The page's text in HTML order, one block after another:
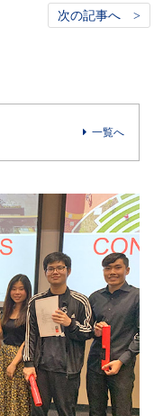
次の記事へ >
一覧へ